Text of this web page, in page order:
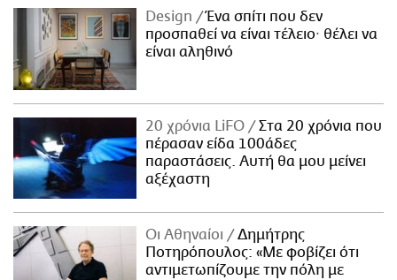
Design
Ένα σπίτι που δεν
προσπαθεί να είναι τέλειο· θέλει να
είναι αληθινό
20 χρόνια LiFO
Στα 20 χρόνια που
πέρασαν είδα 100άδες
παραστάσεις. Αυτή θα μου μείνει
αξέχαστη
Οι Αθηναίοι
Δημήτρης
Ποτηρόπουλος: «Με φοβίζει ότι
αντιμετωπίζουμε την πόλη με